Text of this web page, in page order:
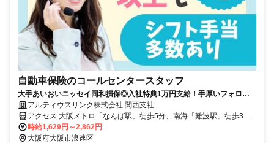
自動車保険のコールセンタースタッフ
大手あいおいニッセイ同和損保◎入社特典1万円支給！手厚いフォロー
体制◎アルティウスリンク株式会社 関西支社
アクセス 大阪メトロ「なんば駅」徒歩5分、南海「難波駅」徒歩3分
★交通費全額支給 ★パークスタワー勤務
時給1,629円～2,862円
大阪府大阪市浪速区